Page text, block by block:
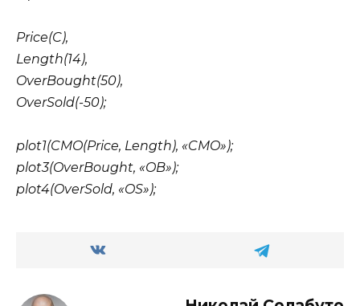
Price(C),
Length(14),
OverBought(50),
OverSold(-50);
plot1(CMO(Price, Length), «CMO»);
plot3(OverBought, «OB»);
plot4(OverSold, «OS»);